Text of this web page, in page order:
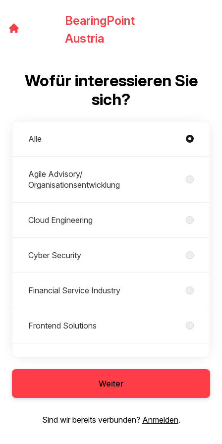
BearingPoint
Austria
Wofür interessieren Sie
sich?
Alle
Agile Advisory/
Organisationsentwicklung
Cloud Engineering
Cyber Security
Financial Service Industry
Frontend Solutions
IT Bootcamp
Weiter
Sind wir bereits verbunden? Anmelden.